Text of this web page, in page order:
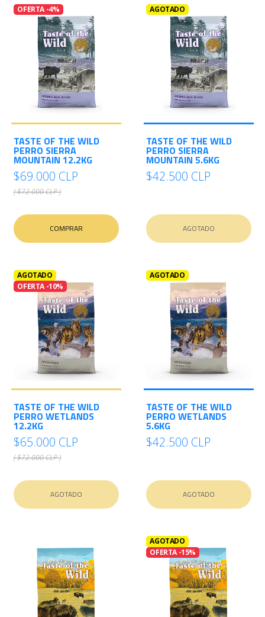
OFERTA -4%
TASTE OF THE WILD
PERRO SIERRA
MOUNTAIN 12.2KG
$69.000 CLP
( $72.000 CLP )
COMPRAR
AGOTADO
TASTE OF THE WILD
PERRO SIERRA
MOUNTAIN 5.6KG
$42.500 CLP
AGOTADO
AGOTADO
OFERTA -10%
TASTE OF THE WILD
PERRO WETLANDS
12.2KG
$65.000 CLP
( $72.000 CLP )
AGOTADO
AGOTADO
TASTE OF THE WILD
PERRO WETLANDS
5.6KG
$42.500 CLP
AGOTADO
AGOTADO
OFERTA -15%